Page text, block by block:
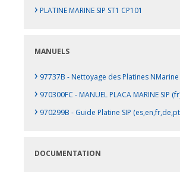
› PLATINE MARINE SIP ST1 CP101
MANUELS
› 97737B - Nettoyage des Platines
› 970300FC - MANUEL PLACA MARINE SIP
› 970299B - Guide Platine SIP
DOCUMENTATION